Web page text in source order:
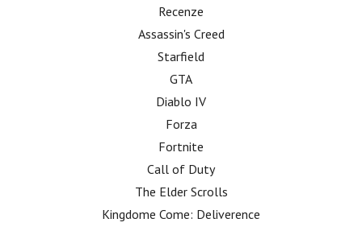
Recenze
Assassin's Creed
Starfield
GTA
Diablo IV
Forza
Fortnite
Call of Duty
The Elder Scrolls
Kingdome Come: Deliverence